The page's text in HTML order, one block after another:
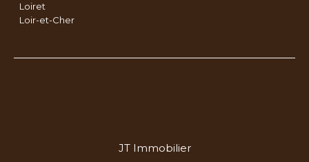
Loiret
Loir-et-Cher
JT Immobilier